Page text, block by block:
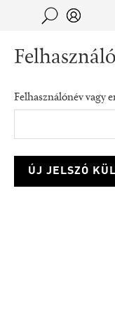
Felhasználónév vagy
consumption